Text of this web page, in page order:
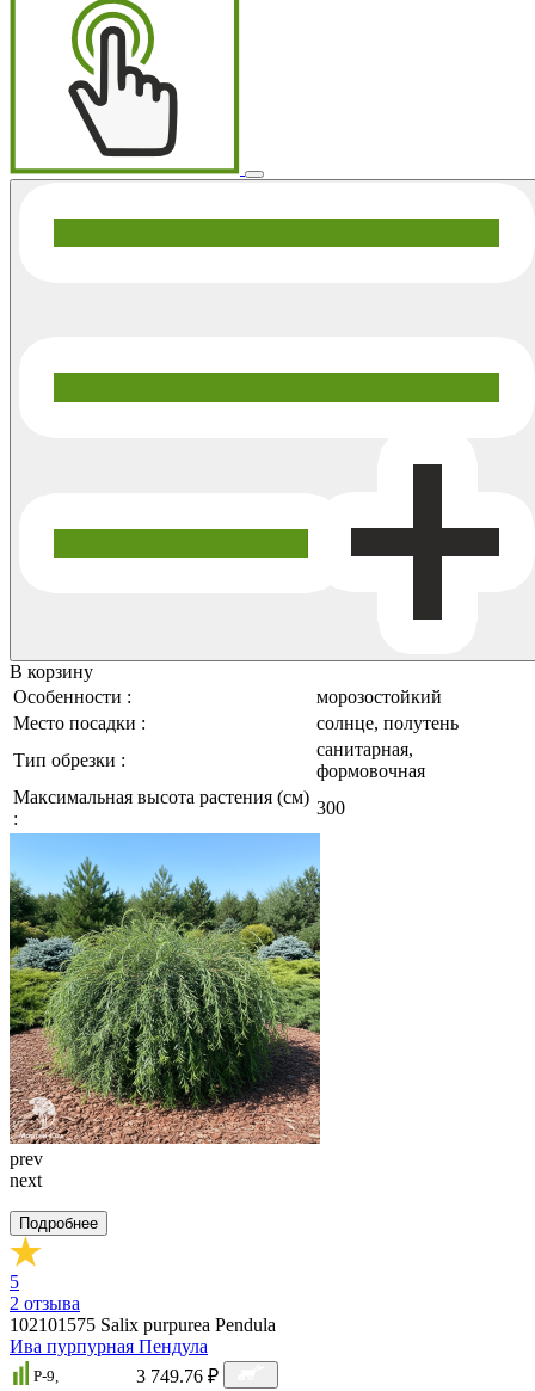
В корзину
Особенности :
морозостойкий
Место посадки :
солнце, полутень
Тип обрезки :
санитарная,
формовочная
Максимальная высота растения (см)
:
300
prev
next
Подробнее
5
2 отзыва
102101575 Salix purpurea Pendula
Ива пурпурная Пендула
P-9, 3 749.76 ₽